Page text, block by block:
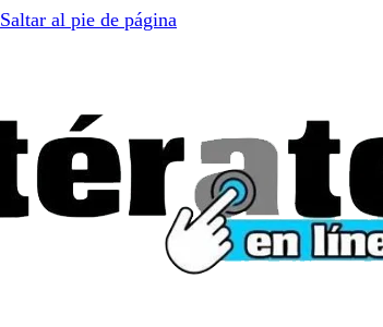
Saltar al pie de página